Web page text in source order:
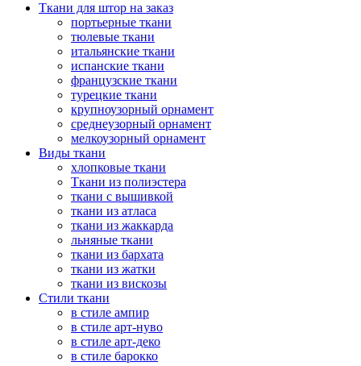
Ткани для штор на заказ
портьерные ткани
тюлевые ткани
итальянские ткани
испанские ткани
французские ткани
турецкие ткани
крупноузорный орнамент
среднеузорный орнамент
мелкоузорный орнамент
Виды ткани
хлопковые ткани
Ткани из полиэстера
ткани с вышивкой
ткани из атласа
ткани из жаккарда
льняные ткани
ткани из бархата
ткани из жатки
ткани из вискозы
Стили ткани
в стиле ампир
в стиле арт-нуво
в стиле арт-деко
в стиле барокко